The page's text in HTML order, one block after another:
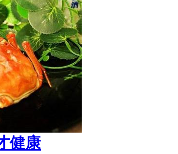
健康